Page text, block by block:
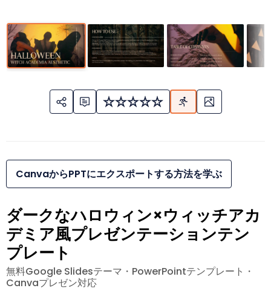
CanvaからPPTにエクスポートする方法を学ぶ
ダークなハロウィン×ウィッチアカ
デミア風プレゼンテーションテン
プレート
無料Google Slidesテーマ・PowerPointテンプレート・
Canvaプレゼン対応